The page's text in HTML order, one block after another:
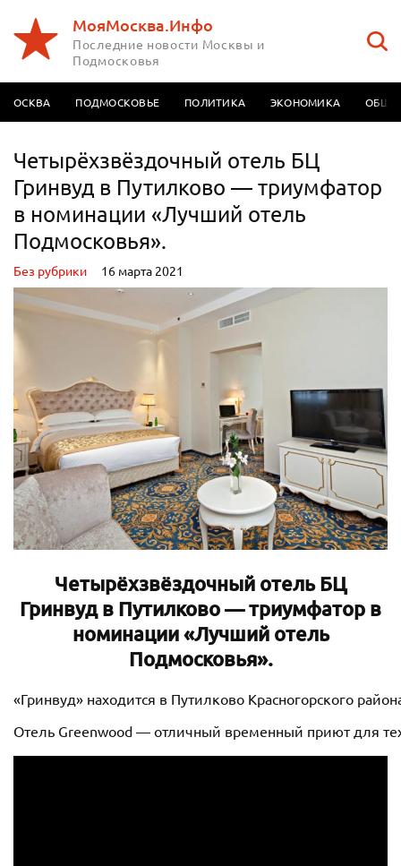
МояМосква.Инфо
Последние новости Москвы и
Подмосковья
МОСКВА ПОДМОСКОВЬЕ ПОЛИТИКА ЭКОНОМИКА
Четырёхзвёздочный отель БЦ
Гринвуд в Путилково — триумфатор
в номинации «Лучший отель
Подмосковья».
Без рубрики 16 марта 2021
Четырёхзвёздочный отель БЦ
Гринвуд в Путилково — триумфатор в
номинации «Лучший отель
Подмосковья».
«Гринвуд» находится в Путилково Красногорского
Отель Greenwood — отличный временный приют для